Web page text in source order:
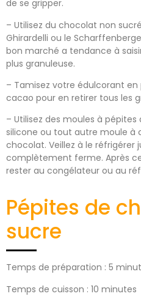
de se gripper.
– Utilisez du chocolat non
Ghirardelli ou le
bon marché a tendance à
plus granuleuse.
– Tamisez votre édulcorant
cacao pour en retirer tous les
– Utilisez des moules à
silicone ou tout autre moule
chocolat. Veillez à le réfrigérer
complètement ferme. Après
rester au congélateur ou au
Pépites de
sucre
Temps de préparation : 5
Temps de cuisson : 10 minutes